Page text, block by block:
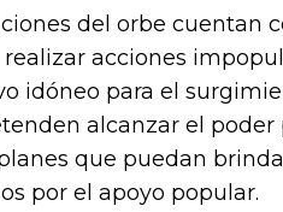
del orbe cuentan
realizar acciones
idóneo para el
alcanzar el
que puedan
por el apoyo popular.